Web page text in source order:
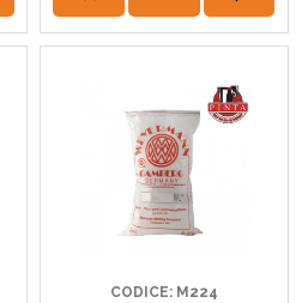
CODICE: M224